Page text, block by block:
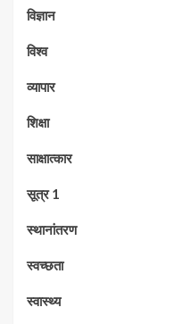
विज्ञान
विश्व
व्यापार
शिक्षा
साक्षात्कार
सूत्र 1
स्थानांतरण
स्वच्छता
स्वास्थ्य